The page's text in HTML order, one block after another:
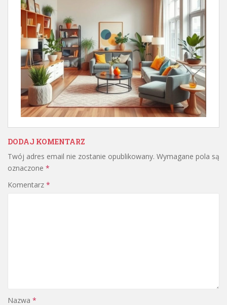
DODAJ KOMENTARZ
Twój adres email nie zostanie opublikowany. Wymagane pola są
oznaczone *
Komentarz *
Nazwa *